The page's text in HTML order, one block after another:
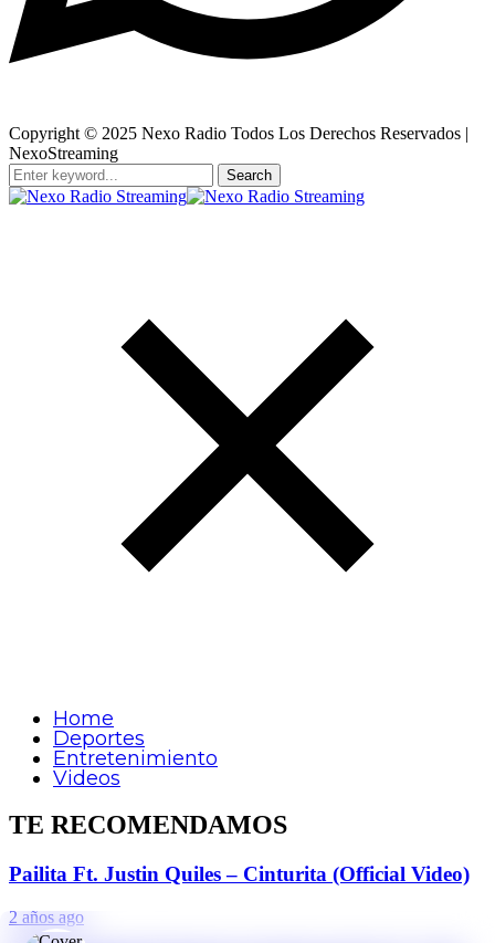
Copyright © 2025 Nexo Radio Todos Los Derechos Reservados |
NexoStreaming
Search
Home
Deportes
Entretenimiento
Videos
TE RECOMENDAMOS
Pailita Ft. Justin Quiles – Cinturita (Official Video)
2 años ago